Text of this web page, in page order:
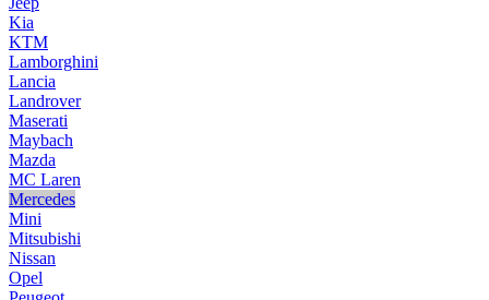
Kia
KTM
Lamborghini
Lancia
Landrover
Maserati
Maybach
Mazda
MC Laren
Mercedes
Mini
Mitsubishi
Nissan
Opel